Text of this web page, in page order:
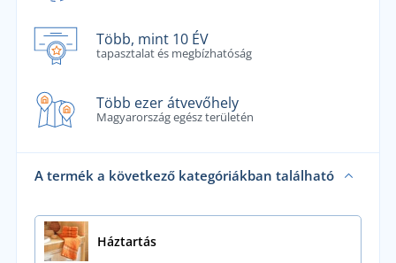
Több, mint 10 ÉV
tapasztalat és megbízhatóság
Több ezer átvevőhely
Magyarország egész területén
A termék a következő kategóriákban található
Háztartás